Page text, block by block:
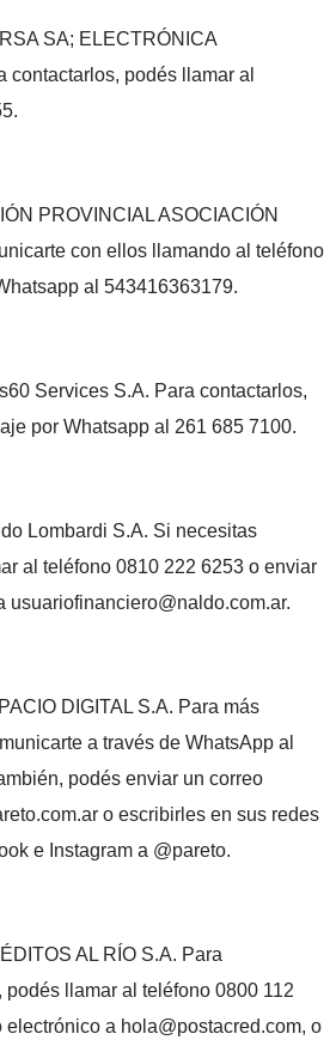
SA; ELECTRÓNICA
contactarlos, podés llamar al
PROVINCIAL ASOCIACIÓN
con ellos llamando al teléfono
al 543416363179.
Services S.A. Para contactarlos,
por Whatsapp al 261 685 7100.
Lombardi S.A. Si necesitas
al teléfono 0810 222 6253 o enviar
usuariofinanciero@naldo.com.ar.
DIGITAL S.A. Para más
a través de WhatsApp al
podés enviar un correo
o escribirles en sus redes
e Instagram a @pareto.
AL RÍO S.A. Para
llamar al teléfono 0800 112
electrónico a hola@postacred.com, o